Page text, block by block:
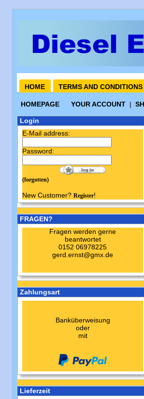
HOME TERMS AND CONDITIONS
HOMEPAGE YOUR ACCOUNT |
Login
E-Mail address:
Password:
(forgotten)
New Customer? Register!
FRAGEN?
Fragen werden gerne
beantwortet
0152 06978225
gerd.ernst@gmx.de
Zahlungsart
Banküberweisung
oder
mit
Lieferzeit